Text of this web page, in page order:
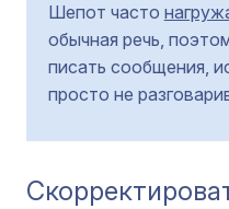
Шепот часто
обычная речь,
писать сообщения,
просто не